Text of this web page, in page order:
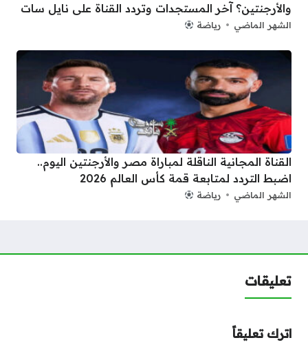
والأرجنتين؟ آخر المستجدات وتردد القناة على نايل سات
الشهر الماضي رياضة
القناة المجانية الناقلة لمباراة مصر والأرجنتين اليوم..
اضبط التردد لمتابعة قمة كأس العالم 2026
الشهر الماضي رياضة
تعليقات
اترك تعليقاً